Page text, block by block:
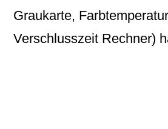
Graukarte,
Verschlusszeit Rechner)